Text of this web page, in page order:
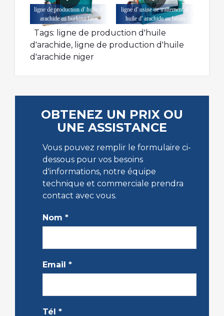
ligne de production d' huile d'
arachide au burkina faso
ligne d' usine de traitement d'
huile d' arachide au bénin
Tags: ligne de production d'huile
d'arachide, ligne de production d'huile
d'arachide niger
OBTENEZ UN PRIX OU
UNE ASSISTANCE
Vous pouvez remplir le formulaire ci-
dessous pour vos besoins
d'informations, notre équipe
technique et commerciale prendra
contact avec vous.
Nom *
Email *
Tél *